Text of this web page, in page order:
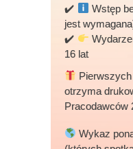
Wstęp
jest
16 lat
otrzyma
Pracodawców
Wykaz